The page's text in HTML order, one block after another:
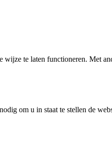
te laten functioneren. Met
om u in staat te stellen de